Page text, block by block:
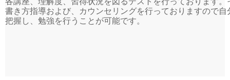
書き方指導および、カウンセリングを行っておりますので
把握し、勉強を行うことが可能です。